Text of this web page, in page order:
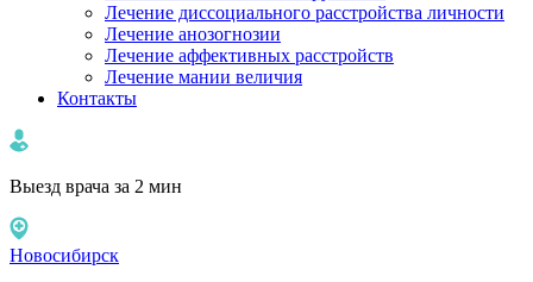
Лечение диссоциального расстройства личности
Лечение анозогнозии
Лечение аффективных расстройств
Лечение мании величия
Контакты
Выезд врача за 2 мин
Новосибирск